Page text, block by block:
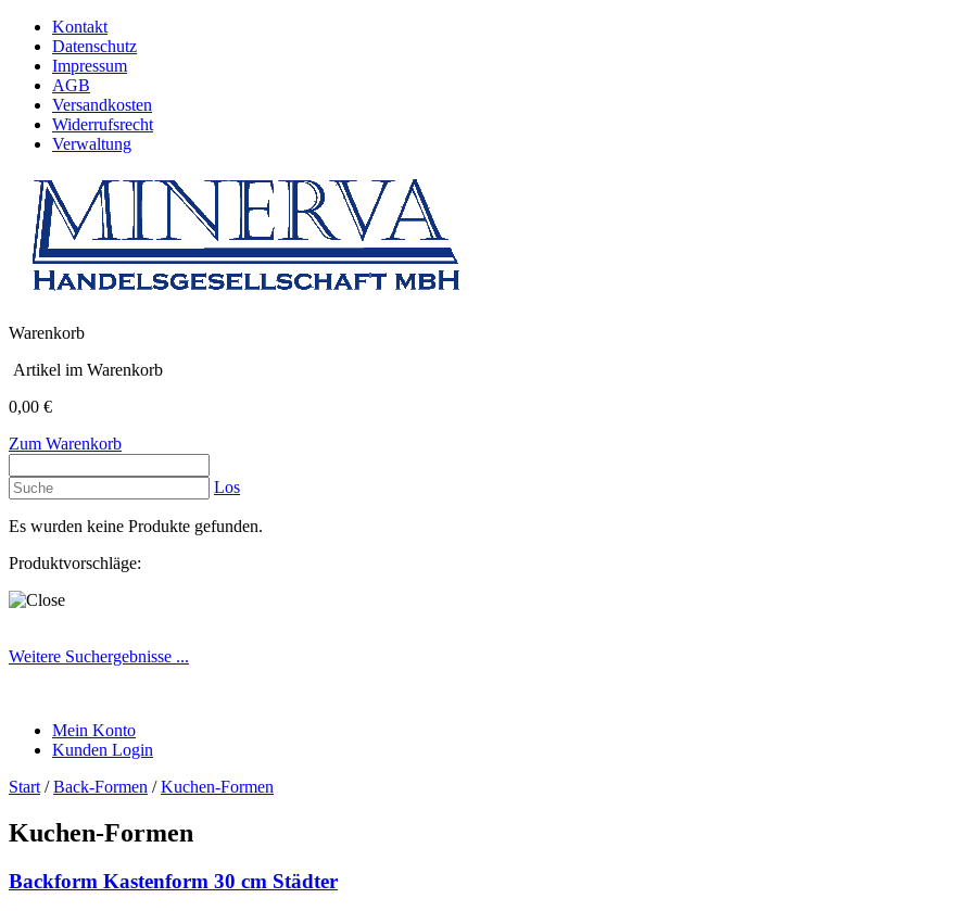
Kontakt
Datenschutz
Impressum
AGB
Versandkosten
Widerrufsrecht
Verwaltung
Warenkorb
Artikel im Warenkorb
0,00 €
Zum Warenkorb
Los
Es wurden keine Produkte gefunden.
Produktvorschläge:
Weitere Suchergebnisse ...
Mein Konto
Kunden Login
Start /Back-Formen /Kuchen-Formen
Kuchen-Formen
Backform Kastenform 30 cm Städter